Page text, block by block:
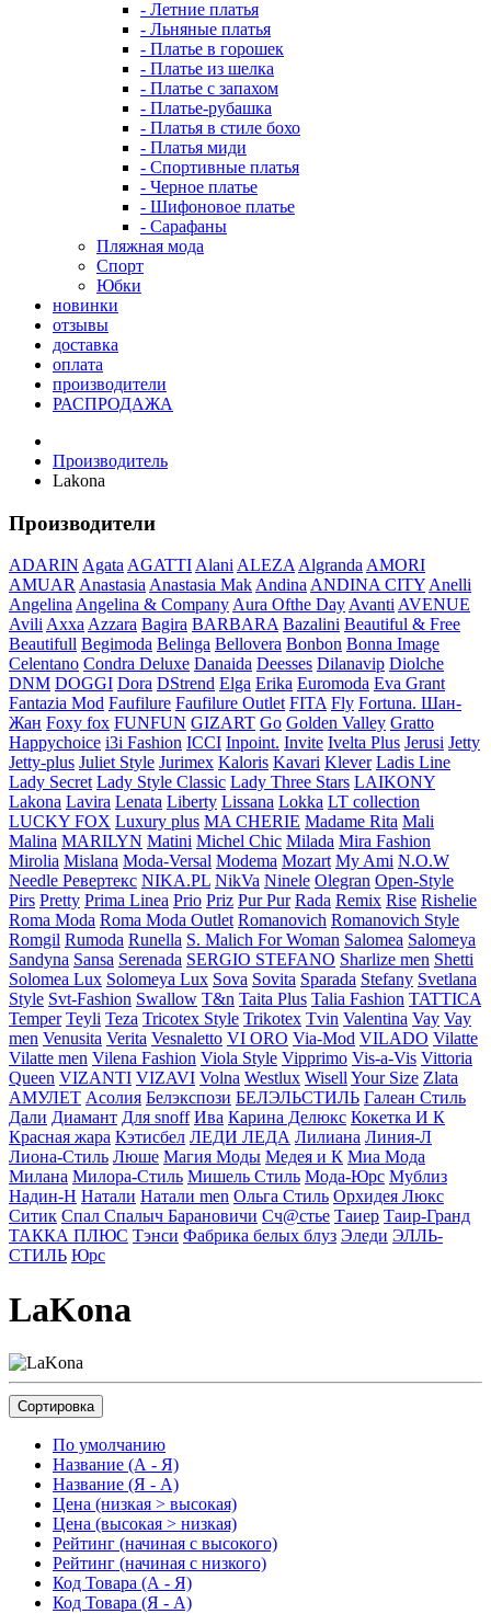
- Летние платья
- Льняные платья
- Платье в горошек
- Платье из шелка
- Платье с запахом
- Платье-рубашка
- Платья в стиле бохо
- Платья миди
- Спортивные платья
- Черное платье
- Шифоновое платье
- Сарафаны
Пляжная мода
Спорт
Юбки
новинки
отзывы
доставка
оплата
производители
РАСПРОДАЖА
Производитель
Lakona
Производители
ADARIN AgataAGATTIAlaniALEZAAlgrandaAMORI
AMUARAnastasiaAnastasia MakAndinaANDINA CITYAnelli
AngelinaAngelina & CompanyAura Ofthe DayAvantiAVENUE
AviliAxxaAzzara Bagira BARBARA Bazalini Beautiful & Free
Beautifull Begimoda Belinga Bellovera Bonbon Bonna Image
Celentano Condra Deluxe Danaida Deesses Dilanavip Diolche
DNM DOGGI Dora DStrend Elga Erika Euromoda Eva Grant
Fantazia Mod Faufilure Faufilure Outlet FITA Fly Fortuna. Шан-
Жан Foxy fox FUNFUN GIZART Go Golden Valley Gratto
Happychoice i3i Fashion ICCI Inpoint. Invite Ivelta Plus Jerusi Jetty
Jetty-plus Juliet Style Jurimex Kaloris Kavari Klever Ladis Line
Lady Secret Lady Style Classic Lady Three Stars LAIKONY
Lakona Lavira Lenata Liberty Lissana Lokka LT collection
LUCKY FOX Luxury plus MA CHERIE Madame Rita Mali
Malina MARILYN Matini Michel Chic Milada Mira Fashion
Mirolia Mislana Moda-Versal Modema Mozart My Ami N.O.W
Needle Ревертекс NIKA.PL NikVa Ninele Olegran Open-Style
Pirs Pretty Prima Linea Prio Priz Pur Pur Rada Remix Rise Rishelie
Roma Moda Roma Moda Outlet Romanovich Romanovich Style
Romgil Rumoda Runella S. Malich For Woman Salomea Salomeya
Sandyna Sansa Serenada SERGIO STEFANO Sharlize men Shetti
Solomea Lux Solomeya Lux Sova Sovita Sparada Stefany Svetlana
Style Svt-Fashion Swallow T&n Taita Plus Talia Fashion TATTICA
Temper Teyli Teza Tricotex Style Trikotex Tvin Valentina Vay Vay
men Venusita Verita Vesnaletto VI ORO Via-Mod VILADO Vilatte
Vilatte men Vilena Fashion Viola Style Vipprimо Vis-a-Vis Vittoria
Queen VIZANTI VIZAVI Volna Westlux WisellYour Size Zlata
АМУЛЕТ Асолия Белэкспози БЕЛЭЛЬСТИЛЬ Галеан Cтиль
Дали Диамант Для snoff Ива Карина Делюкс Кокетка И К
Красная жара Кэтисбел ЛЕДИ ЛЕДА Лилиана Линия-Л
Лиона-Стиль Люше Магия Моды Медея и К Миа Мода
Милана Милора-Стиль Мишель Стиль Мода-Юрс Мублиз
Надин-Н Натали Натали men Ольга Стиль Орхидея Люкс
Ситик Спал Спалыч Барановичи Сч@стье Таиер Таир-Гранд
ТАККА ПЛЮС Тэнси Фабрика белых блуз Эледи ЭЛЛЬ-
СТИЛЬ Юрс
LaKona
Сортировка
По умолчанию
Название (А - Я)
Название (Я - А)
Цена (низкая > высокая)
Цена (высокая > низкая)
Рейтинг (начиная с высокого)
Рейтинг (начиная с низкого)
Код Товара (А - Я)
Код Товара (Я - А)